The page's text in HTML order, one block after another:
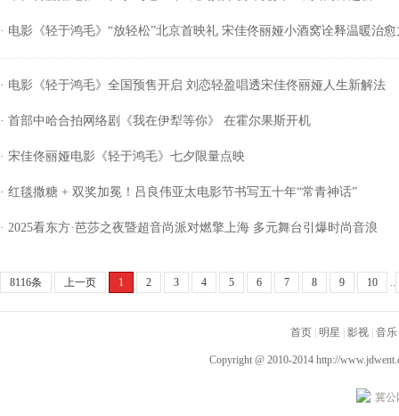
· 电影《轻于鸿毛》“放轻松”北京首映礼 宋佳佟丽娅小酒窝诠释温暖治
· 电影《轻于鸿毛》全国预售开启 刘恋轻盈唱透宋佳佟丽娅人生新解法
· 首部中哈合拍网络剧《我在伊犁等你》 在霍尔果斯开机
· 宋佳佟丽娅电影《轻于鸿毛》七夕限量点映
· 红毯撒糖 + 双奖加冕！吕良伟亚太电影节书写五十年“常青神话”
· 2025看东方·芭莎之夜暨超音尚派对燃擎上海 多元舞台引爆时尚音浪
8116条 上一页 1 2 3 4 5 6 7 8 9 10 ..
首页 明星 影视 音乐
Copyright @ 2010-2014 http://
冀公